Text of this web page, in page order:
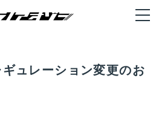
ギュレーション変更のお